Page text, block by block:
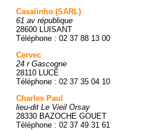
Casalinho (SARL)
61 av république
28600 LUISANT
Téléphone : 02 37 88 13 00
Cervec
24 r Gascogne
28110 LUCÉ
Téléphone : 02 37 35 04 10
Charles Paul
lieu-dit Le Vieil Orsay
28330 BAZOCHE GOUET
Téléphone : 02 37 49 31 61